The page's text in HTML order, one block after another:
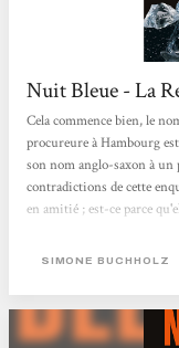
Nuit Bleue - La
Cela commence bien, le
procureure à Hambourg
son nom anglo-saxon à un
contradictions de cette
en amitié ; est-ce parce
vraiment la gueule de
SIMONE BUCHHOLZ